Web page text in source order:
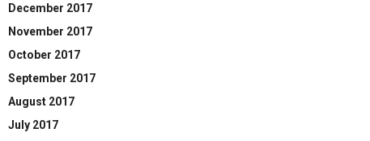
December 2017
November 2017
October 2017
September 2017
August 2017
July 2017